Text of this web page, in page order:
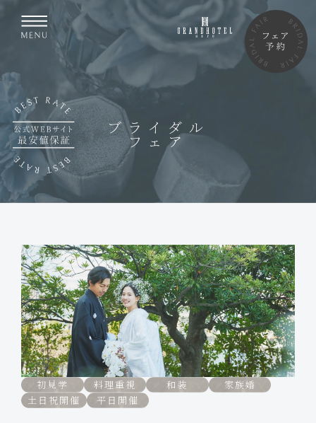
ブライダル
フェア
初見学 料理重視 和装
家族婚
土日祝開催
平日開催